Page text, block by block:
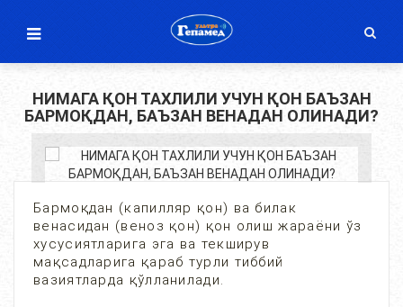
НИМАГА ҚОН ТАХЛИЛИ УЧУН ҚОН БАЪЗАН
БАРМОҚДАН, БАЪЗАН ВЕНАДАН ОЛИНАДИ?
Бармоқдан (капилляр қон) ва билак
венасидан (веноз қон) қон олиш жараёни ўз
хусусиятларига эга ва текширув
мақсадларига қараб турли тиббий
вазиятларда қўлланилади.